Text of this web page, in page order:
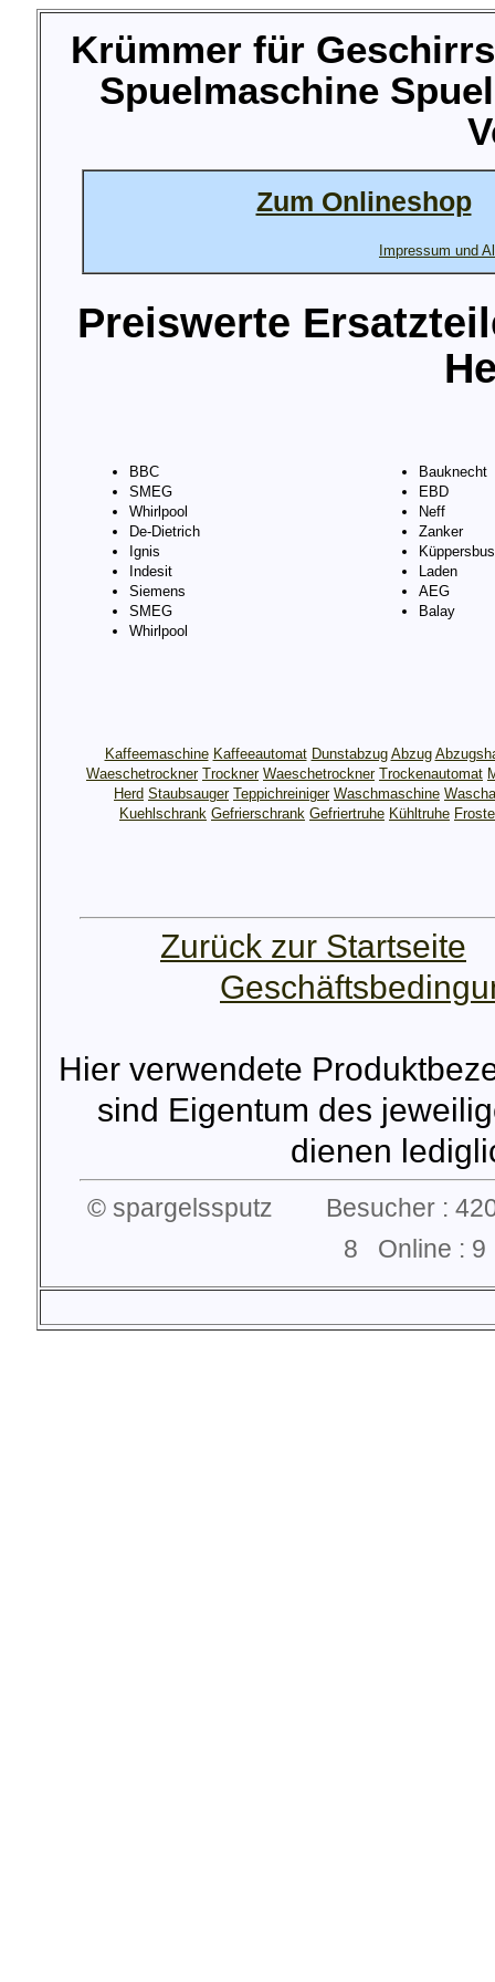
Krümmer für
Spuelmaschine
Zum Onlineshop
Impressum und
Preiswerte
BBC
SMEG
Whirlpool
De-Dietrich
Ignis
Indesit
Siemens
SMEG
Whirlpool
Bauknecht
EBD
Neff
Zanker
Laden
AEG
Balay
Kaffeemaschine Kaffeeautomat Dunstabzug Abzug
Waeschetrockner Trockner Waeschetrockner Trockenautomat
Herd Staubsauger Teppichreiniger Waschmaschine
Kuehlschrank Gefrierschrank Gefriertruhe Kühltruhe
Zurück zur Startseite
Hier verwendete
sind Eigentum des
dienen
© spargelssputz Besucher :
8 Online :